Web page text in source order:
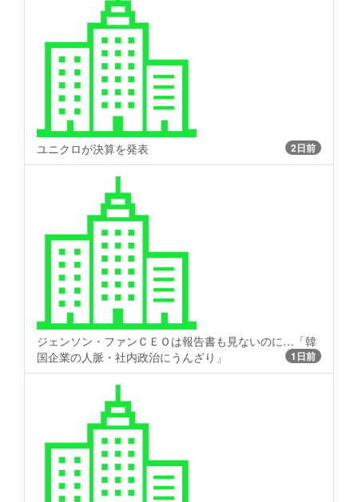
ユニクロが決算を発表 2日前
ジェンソン・ファンＣＥＯは報告書も見ないのに…「韓
国企業の人脈・社内政治にうんざり」
1日前